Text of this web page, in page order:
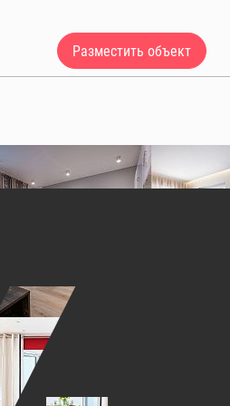
Разместить объект